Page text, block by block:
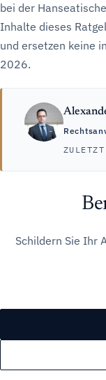
bei der
Inhalte dieses
und ersetzen keine
2026.
Schildern Sie Ihr